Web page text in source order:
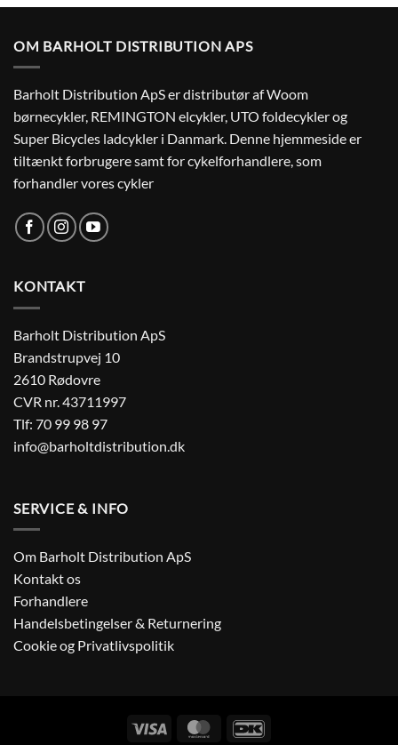
OM BARHOLT DISTRIBUTION APS
Barholt Distribution ApS er distributør af Woom
børnecykler, REMINGTON elcykler, UTO foldecykler og
Super Bicycles ladcykler i Danmark. Denne hjemmeside er
tiltænkt forbrugere samt for cykelforhandlere, som
forhandler vores cykler
KONTAKT
Barholt Distribution ApS
Brandstrupvej 10
2610 Rødovre
CVR nr. 43711997
Tlf: 70 99 98 97
info@barholtdistribution.dk
SERVICE & INFO
Om Barholt Distribution ApS
Kontakt os
Forhandlere
Handelsbetingelser & Returnering
Cookie og Privatlivspolitik